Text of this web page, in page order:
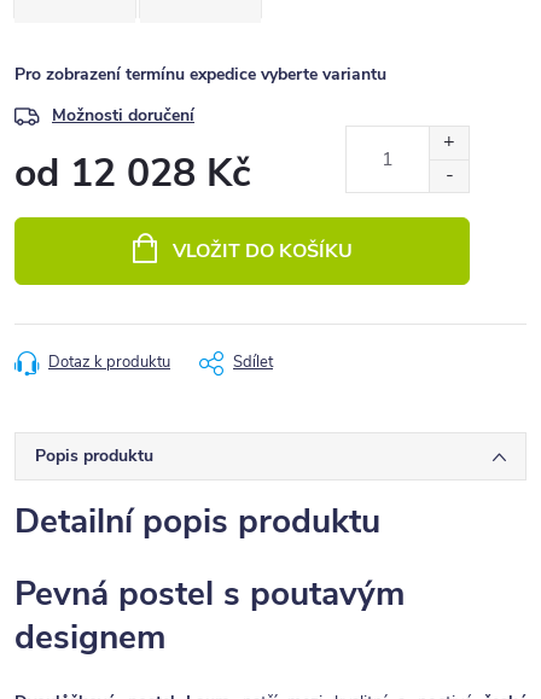
Pro zobrazení termínu expedice vyberte variantu
Možnosti doručení
od 12 028 Kč
VLOŽIT DO KOŠÍKU
Dotaz k produktu Sdílet
Popis produktu
Detailní popis produktu
Pevná postel s poutavým
designem